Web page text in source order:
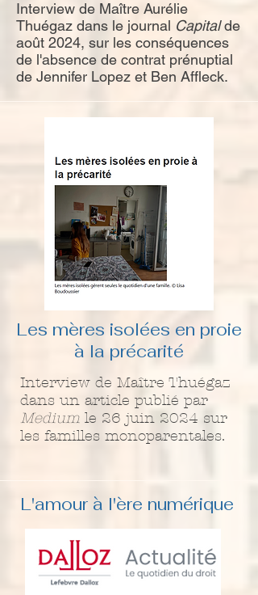
Interview de Maître Aurélie
Thuégaz dans le journal Capitalde
août 2024, sur les conséquences
de l'absence de contrat prénuptial
de Jennifer Lopez et Ben Affleck.
Les mères isolées en proie
à la précarité
Interview de Maître Thuégaz
dans un article publié par
Medium le 26 juin 2024 sur
les familles monoparentales.
L'amour à l'ère numérique